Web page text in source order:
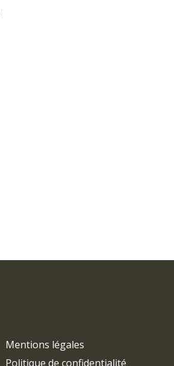
Mentions légales
Politique de confidentialité